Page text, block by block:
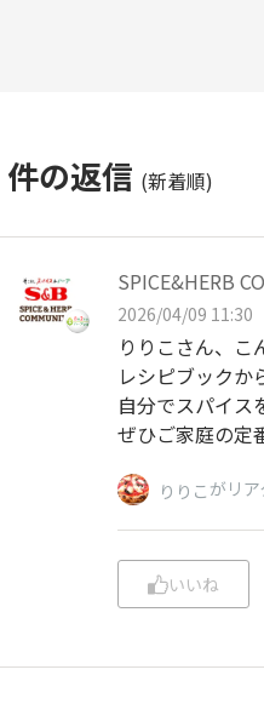
件の返信 (新着順)
SPICE&HERB
2026/04/09 11:30
りりこさん、こ
レシピブック
自分でスパイス
ぜひご家庭の定
りりこ がリ
いいね